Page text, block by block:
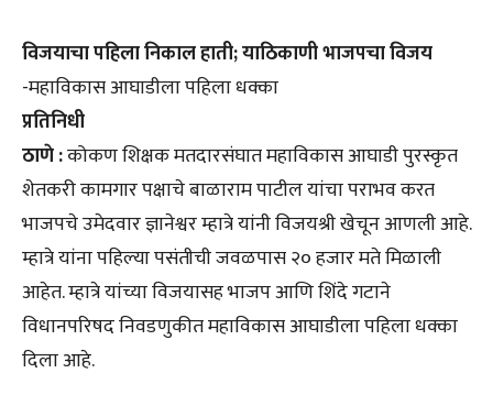
विजयाचा पहिला निकाल हाती; याठिकाणी भाजपचा विजय
-महाविकास आघाडीला पहिला धक्का
प्रतिनिधी
ठाणे :कोकण शिक्षक मतदारसंघात महाविकास आघाडी पुरस्कृत
शेतकरी कामगार पक्षाचे बाळाराम पाटील यांचा पराभव करत
भाजपचे उमेदवार ज्ञानेश्वर म्हात्रे यांनी विजयश्री खेचून आणली आहे.
म्हात्रे यांना पहिल्या पसंतीची जवळपास २० हजार मते मिळाली
आहेत. म्हात्रे यांच्या विजयासह भाजप आणि शिंदे गटाने
विधानपरिषद निवडणुकीत महाविकास आघाडीला पहिला धक्का
दिला आहे.